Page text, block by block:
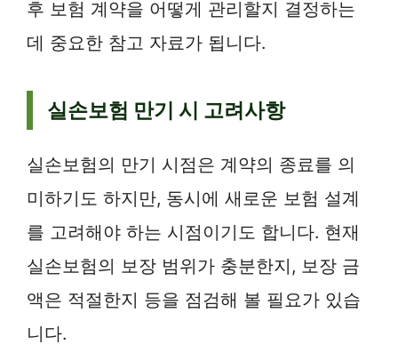
후 보험 계약을 어떻게 관리할지 결정하는
데 중요한 참고 자료가 됩니다.
실손보험 만기 시 고려사항
실손보험의 만기 시점은 계약의 종료를 의
미하기도 하지만, 동시에 새로운 보험 설계
를 고려해야 하는 시점이기도 합니다. 현재
실손보험의 보장 범위가 충분한지, 보장 금
액은 적절한지 등을 점검해 볼 필요가 있습
니다.